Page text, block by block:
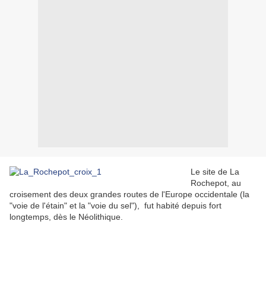
Le site de La
Rochepot, au
croisement des deux grandes routes de l'Europe occidentale (la
"voie de l'étain" et la "voie du sel"), fut habité depuis fort
longtemps, dès le Néolithique.